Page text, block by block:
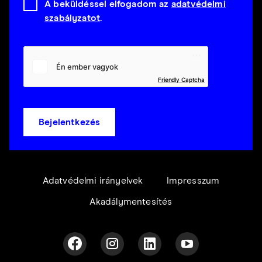
A beküldéssel elfogadom az adatvédelmi
szabályzatot.
Friendly Captcha
Bejelentkezés
Adatvédelmi irányelvek Impresszum
Akadálymentesítés